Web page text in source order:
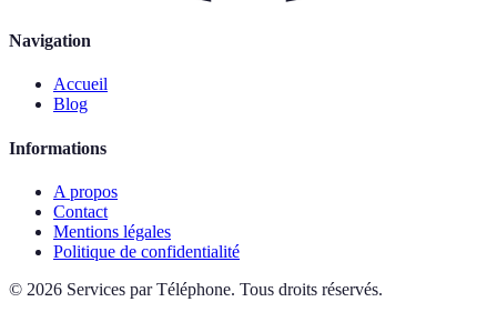
Navigation
Accueil
Blog
Informations
A propos
Contact
Mentions légales
Politique de confidentialité
© 2026 Services par Téléphone. Tous droits réservés.